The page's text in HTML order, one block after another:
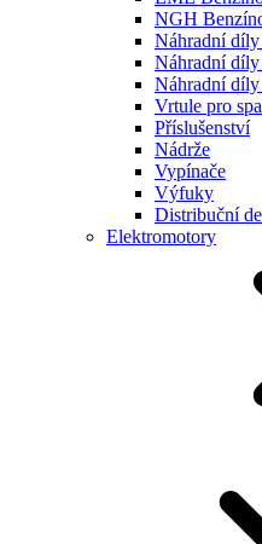
NGH
Náhradní
Náhradní
Náhradní
Vrtule pro
Příslušenství
Nádrže
Vypínače
Výfuky
Distribuční
Elektromotory